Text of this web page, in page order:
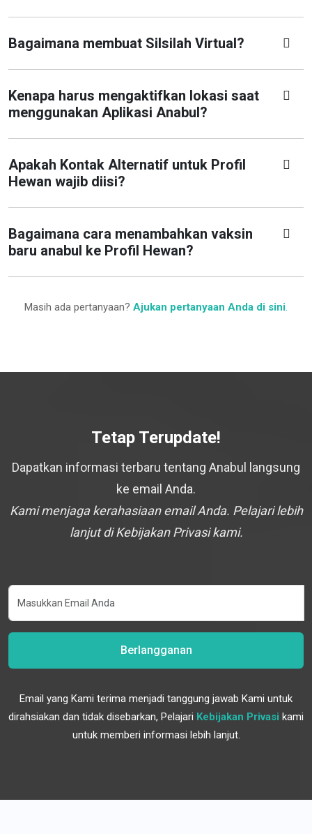
Bagaimana membuat Silsilah Virtual?
Kenapa harus mengaktifkan lokasi saat
menggunakan Aplikasi Anabul?
Apakah Kontak Alternatif untuk Profil
Hewan wajib diisi?
Bagaimana cara menambahkan vaksin
baru anabul ke Profil Hewan?
Masih ada pertanyaan? Ajukan pertanyaan Anda di sini.
Tetap Terupdate!
Dapatkan informasi terbaru tentang Anabul langsung
ke email Anda.
Kami menjaga kerahasiaan email Anda. Pelajari lebih
lanjut di Kebijakan Privasi kami.
Berlangganan
Email yang Kami terima menjadi tanggung jawab Kami untuk
dirahsiakan dan tidak disebarkan, Pelajari Kebijakan Privasi kami
untuk memberi informasi lebih lanjut.